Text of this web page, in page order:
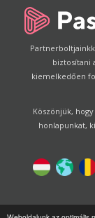
biztosítani
kiemelkedően
Köszönjük,
honlapunkat,